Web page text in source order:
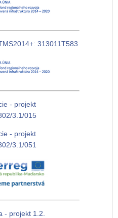
313011T583
- projekt
3.1/015
- projekt
3.1/051
- projekt 1.2.